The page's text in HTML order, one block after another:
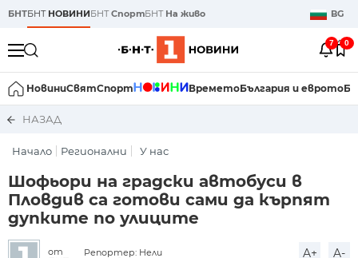
БНТБНТ НОВИНИБНТСпортБНТ На живо BG
7 0
НовиниСвятСпорт ВреметоБългария и еврото
НАЗАД
Начало Регионални У нас
Шофьори на градски автобуси в
Пловдив са готови сами да кърпят
дупките по улиците
от
Репортер: Нели
A+ A-